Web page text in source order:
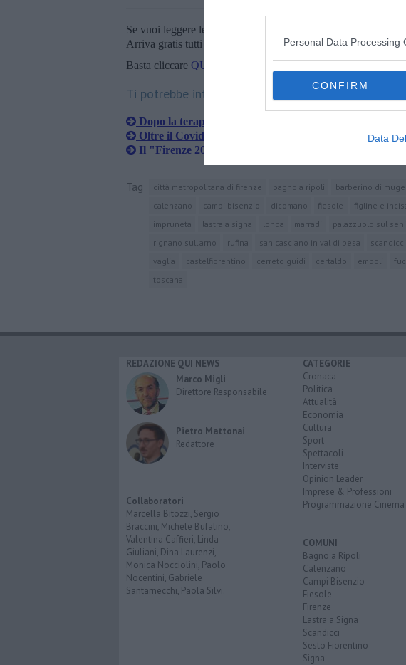
Personal Data Processing
CONFIRM
Data
Se vuoi leggere le notizie principali della Toscana iscriviti alla
Arriva gratis tutti i giorni alle 20:00 direttamente nella tua
Basta cliccare QUI
Ti potrebbe interessare anche:
Dopo la terapia intensiva nasce "Ti do aiuto"
Oltre il Covid, adolescenti in ansia da isolamento
Il "Firenze 2020" al sistema di protezione civile
Tag città metropolitana di firenze bagno a ripoli barberino di
calenzano
campi bisenzio dicomano fiesole figline e
impruneta
lastra a signa londa marradi palazzuolo sul
rignano sull'arno
rufina san casciano in val di pesa scandicci
vaglia
castelfiorentino cerreto guidi certaldo empoli
toscana
REDAZIONE QUI NEWS
Marco Migli
Direttore Responsabile
Pietro Mattonai
Redattore
Collaboratori
Marcella Bitozzi, Sergio
Braccini, Michele Bufalino,
Valentina Caffieri, Linda
Giuliani, Dina Laurenzi,
Monica Nocciolini, Paolo
Nocentini, Gabriele
Santarnecchi, Paola Silvi.
CATEGORIE
Cronaca
Politica
Attualità
Economia
Cultura
Sport
Spettacoli
Interviste
Opinion Leader
Imprese & Professioni
Programmazione Cinema
COMUNI
Bagno a Ripoli
Calenzano
Campi Bisenzio
Fiesole
Firenze
Lastra a Signa
Scandicci
Sesto Fiorentino
Signa